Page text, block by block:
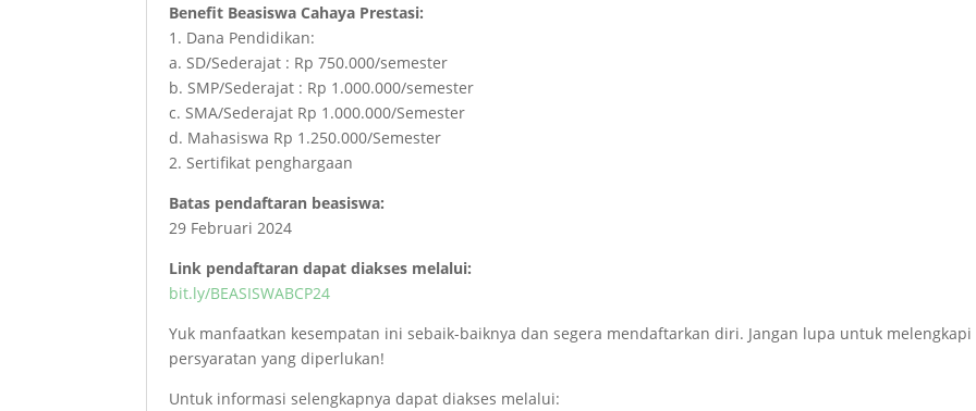
Benefit Beasiswa Cahaya Prestasi:
1. Dana Pendidikan:
a. SD/Sederajat : Rp 750.000/semester
b. SMP/Sederajat : Rp 1.000.000/semester
c. SMA/Sederajat Rp 1.000.000/Semester
d. Mahasiswa Rp 1.250.000/Semester
2. Sertifikat penghargaan
Batas pendaftaran beasiswa:
29 Februari 2024
Link pendaftaran dapat diakses melalui:
bit.ly/BEASISWABCP24
Yuk manfaatkan kesempatan ini sebaik-baiknya dan segera mendaftarkan diri. Jangan lupa untuk melengkapi
persyaratan yang diperlukan!
Untuk informasi selengkapnya dapat diakses melalui: